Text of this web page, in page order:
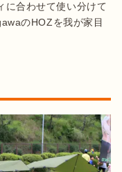
に合わせて使い分けて
のHOZを我が家目